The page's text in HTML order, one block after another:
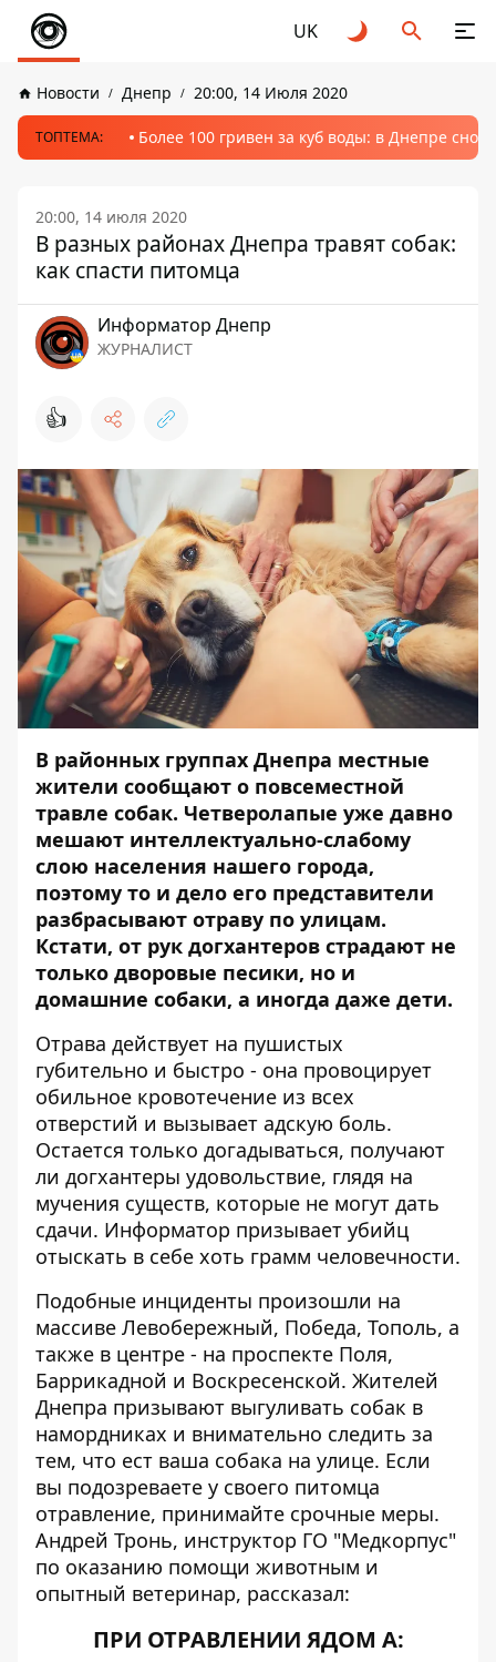
UK
Новости Днепр 20:00, 14 Июля 2020
ТОПТЕМА: Более 100 гривен за куб воды: в Днепре
20:00, 14 июля 2020
В разных районах Днепра травят собак:
как спасти питомца
Информатор Днепр
ЖУРНАЛИСТ
👍
В районных группах Днепра местные
жители сообщают о повсеместной
травле собак. Четверолапые уже давно
мешают интеллектуально-слабому
слою населения нашего города,
поэтому то и дело его представители
разбрасывают отраву по улицам.
Кстати, от рук догхантеров страдают не
только дворовые песики, но и
домашние собаки, а иногда даже дети.
Отрава действует на пушистых
губительно и быстро - она провоцирует
обильное кровотечение из всех
отверстий и вызывает адскую боль.
Остается только догадываться, получают
ли догхантеры удовольствие, глядя на
мучения существ, которые не могут дать
сдачи. Информатор призывает убийц
отыскать в себе хоть грамм человечности.
Подобные инциденты произошли на
массиве Левобережный, Победа, Тополь, а
также в центре - на проспекте Поля,
Баррикадной и Воскресенской. Жителей
Днепра призывают выгуливать собак в
намордниках и внимательно следить за
тем, что ест ваша собака на улице. Если
вы подозреваете у своего питомца
отравление, принимайте срочные меры.
Андрей Тронь, инструктор ГО "Медкорпус"
по оказанию помощи животным и
опытный ветеринар, рассказал:
ПРИ ОТРАВЛЕНИИ ЯДОМ А: